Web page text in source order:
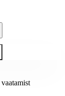
vaatamist